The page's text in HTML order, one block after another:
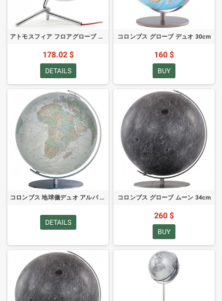
アトモスフィア フロアグローブ Nodo 30cm
178.02 $
DETAILS
コロンブス グローブ デュオ 30cm
160 $
BUY
コロンブス 地球儀デュオ アルバ 34cm (英語)
DETAILS
コロンブス グローブ ムーン 34cm
260 $
BUY